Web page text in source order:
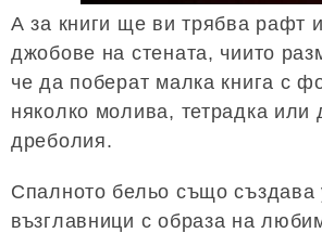
А за книги ще ви трябва рафт
джобове на стената, чиито
че да поберат малка книга с
няколко молива, тетрадка или
дреболия.
Спалното бельо също създава
възглавници с образа на